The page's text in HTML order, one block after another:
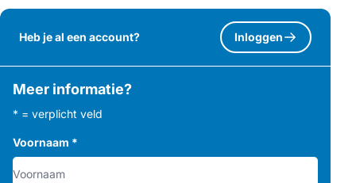
Heb je al een account? Inloggen
Meer informatie?
* = verplicht veld
Voornaam *